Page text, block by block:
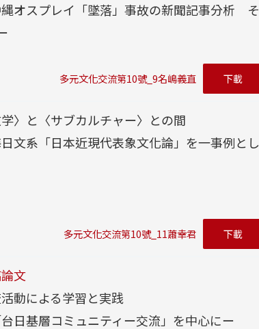
オスプレイ「墜落」事故の新聞記事分析 そ
多元文化交流第10號_9名嶋義直 下載
学〉と〈サブカルチャー〉との間
文系「日本近現代表象文化論」を一事例とし
多元文化交流第10號_11蕭幸君 下載
文
動による学習と実践
日基層コミュニティー交流」を中心にー